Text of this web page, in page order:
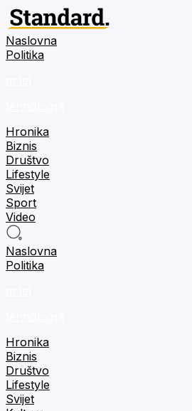
Naslovna
Politika
Hronika
Biznis
Društvo
Lifestyle
Svijet
Sport
Video
Naslovna
Politika
Hronika
Biznis
Društvo
Lifestyle
Svijet